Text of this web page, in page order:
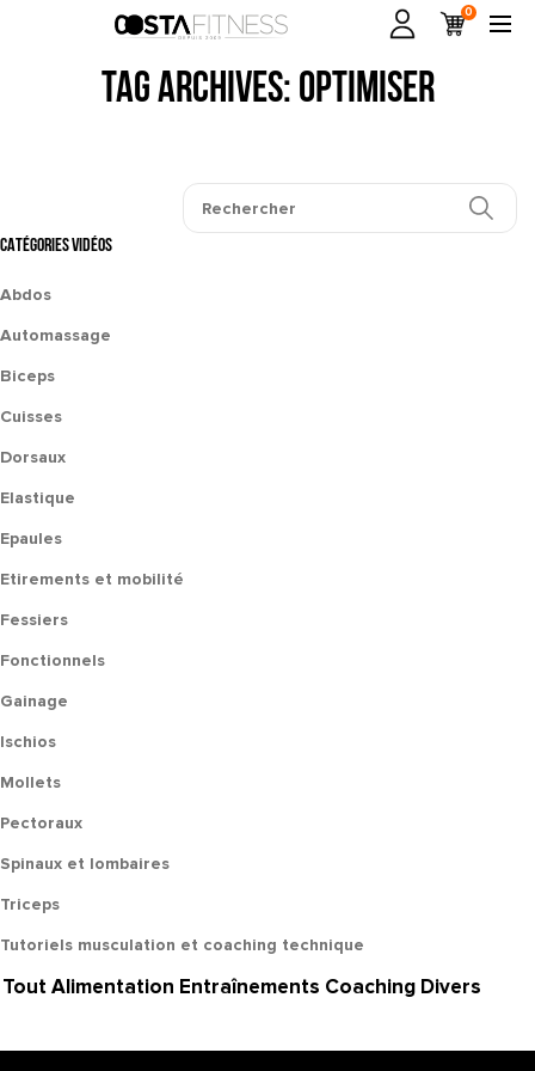
0
Tag Archives: optimiser
CATÉGORIES VIDÉOS
Abdos
Automassage
Biceps
Cuisses
Dorsaux
Elastique
Epaules
Etirements et mobilité
Fessiers
Fonctionnels
Gainage
Ischios
Mollets
Pectoraux
Spinaux et lombaires
Triceps
Tutoriels musculation et coaching technique
ToutAlimentation Entraînements Coaching Divers